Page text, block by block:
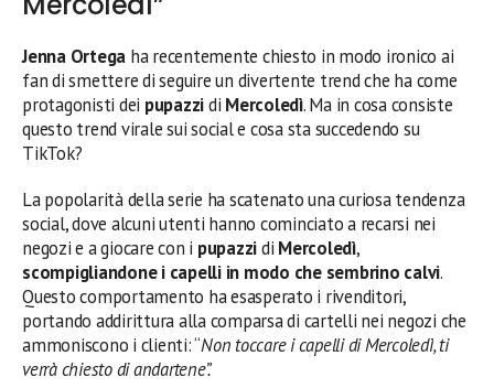
Jenna Ortega ha recentemente chiesto in modo ironico ai
fan di smettere di seguire un divertente trend che ha come
protagonisti dei pupazzidi Mercoledì. Ma in cosa consiste
questo trend virale sui social e cosa sta succedendo su
TikTok?
La popolarità della serie ha scatenato una curiosa tendenza
social, dove alcuni utenti hanno cominciato a recarsi nei
negozi e a giocare con i pupazzidi Mercoledì,
scompigliandone i capelli in modo che sembrino calvi.
Questo comportamento ha esasperato i rivenditori,
portando addirittura alla comparsa di cartelli nei negozi che
ammoniscono i clienti: “Non toccare i capelli di Mercoledì, ti
verrà chiesto di andartene”.